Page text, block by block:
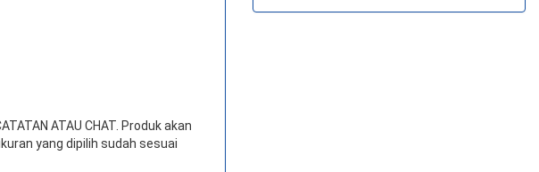
ATAU CHAT. Produk akan
yang dipilih sudah sesuai